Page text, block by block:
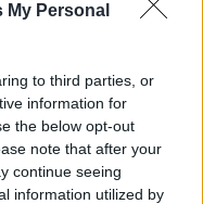
My Personal
to third parties, or
information for
the below opt-out
note that after your
continue seeing
information utilized by
nella
sito o